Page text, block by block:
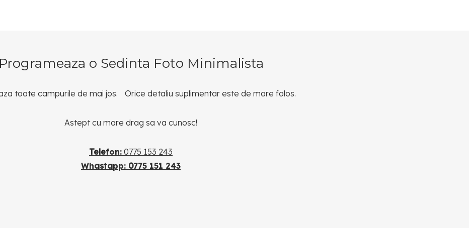
Programeaza o Sedinta Foto Minimalista
toate campurile de mai jos. Orice detaliu suplimentar este de mare folos.
Astept cu mare drag sa va cunosc!
Telefon: 0775 153 243
Whastapp: 0775 151 243